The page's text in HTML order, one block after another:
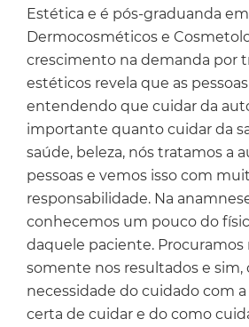
Estética e é pós-graduanda em
Dermocosméticos e
crescimento na demanda por
estéticos revela que as
entendendo que cuidar da
importante quanto cuidar da
saúde, beleza, nós tratamos a
pessoas e vemos isso com
responsabilidade. Na
conhecemos um pouco do
daquele paciente. Procuramos
somente nos resultados e sim,
necessidade do cuidado com a
certa de cuidar e do como